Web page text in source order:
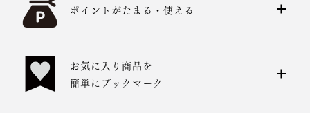
ポイントがたまる・使える
お気に入り商品を
簡単にブックマーク